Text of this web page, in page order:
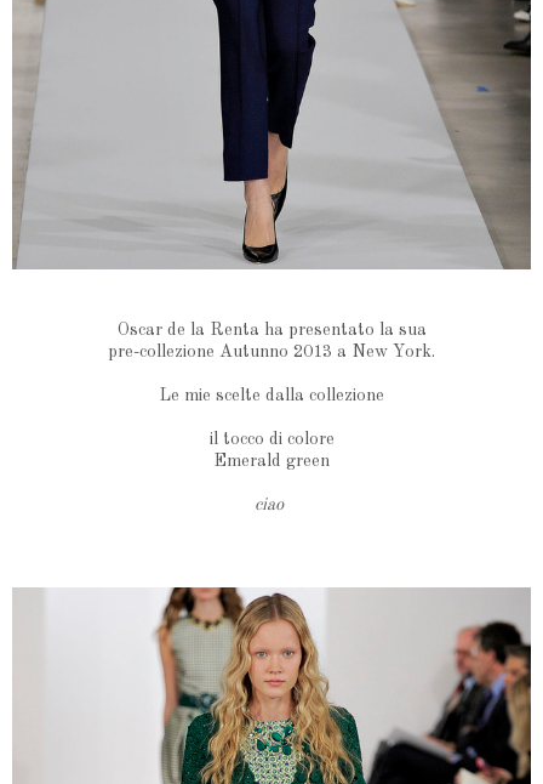
Oscar de la Renta ha presentato la sua
pre-collezione Autunno 2013 a New York.
Le mie scelte dalla collezione
il tocco di colore
Emerald green
ciao